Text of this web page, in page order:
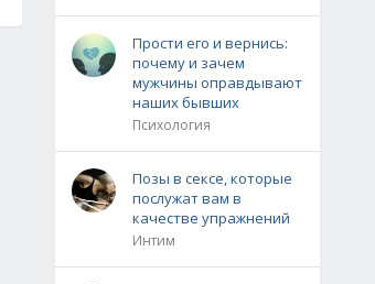
Прости его и вернись:
почему и зачем
мужчины оправдывают
наших бывших
Психология
Позы в сексе, которые
послужат вам в
качестве упражнений
Интим